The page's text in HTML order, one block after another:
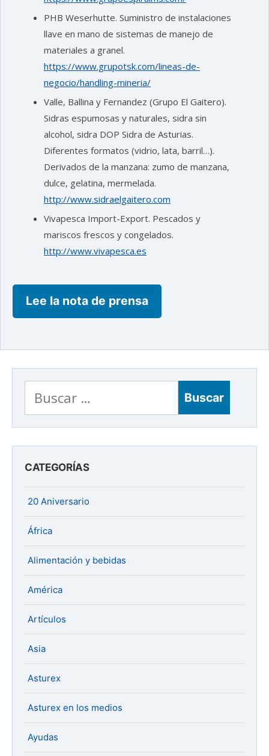
PHB Weserhutte. Suministro de instalaciones
llave en mano de sistemas de manejo de
materiales a granel.
https://www.grupotsk.com/lineas-de-
negocio/handling-mineria/
Valle, Ballina y Fernandez (Grupo El Gaitero).
Sidras espumosas y naturales, sidra sin
alcohol, sidra DOP Sidra de Asturias.
Diferentes formatos (vidrio, lata, barril…).
Derivados de la manzana: zumo de manzana,
dulce, gelatina, mermelada.
http://www.sidraelgaitero.com
Vivapesca Import-Export. Pescados y
mariscos frescos y congelados.
http://www.vivapesca.es
Lee la nota de prensa
Buscar:
CATEGORÍAS
20 Aniversario
África
Alimentación y bebidas
América
Artículos
Asia
Asturex
Asturex en los medios
Ayudas